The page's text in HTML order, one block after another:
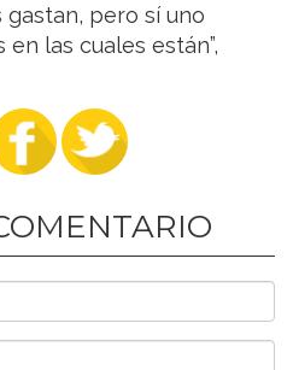
pero sí uno
las cuales están”,